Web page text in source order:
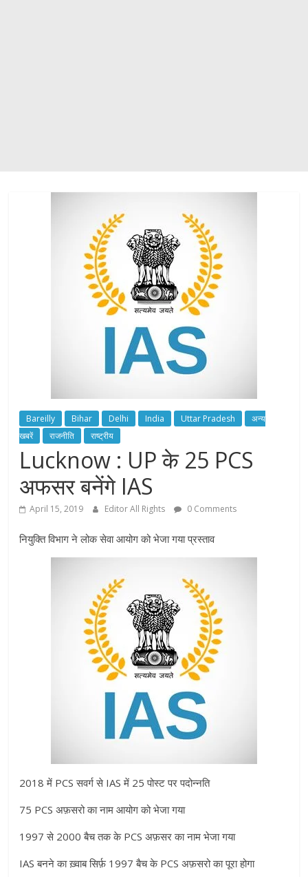
Bareilly Bihar Delhi India Uttar Pradesh
अन्य
खबरें
राजनीति राष्ट्रीय
Lucknow : UP के 25 PCS
अफसर बनेंगे IAS
April 15, 2019 Editor All Rights 0 Comments
नियुक्ति विभाग ने लोक सेवा आयोग को भेजा गया प्रस्ताव
2018 में PCS सवर्ग से IAS में 25 पोस्ट पर पदोन्नति
75 PCS अफ़सरो का नाम आयोग को भेजा गया
1997 से 2000 बैच तक के PCS अफ़सर का नाम भेजा गया
IAS बनने का ख़्वाब सिर्फ़ 1997 बैच के PCS अफ़सरो का पूरा होगा